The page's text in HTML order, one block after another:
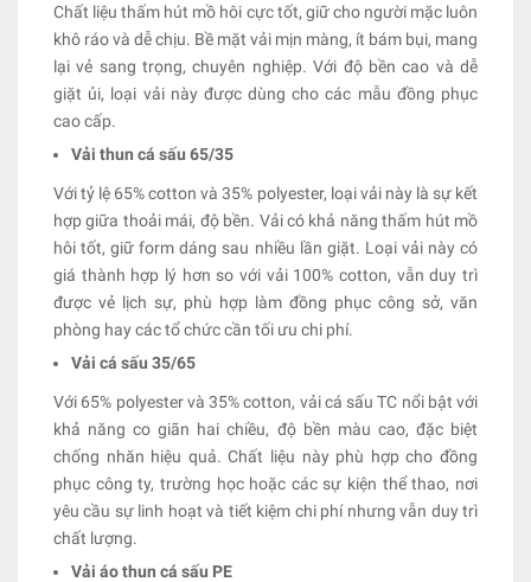
Chất liệu thấm hút mồ hôi cực tốt, giữ cho người mặc luôn
khô ráo và dễ chịu. Bề mặt vải mịn màng, ít bám bụi, mang
lại vẻ sang trọng, chuyên nghiệp. Với độ bền cao và dễ
giặt ủi, loại vải này được dùng cho các mẫu đồng phục
cao cấp.
Vải thun cá sấu 65/35
Với tỷ lệ 65% cotton và 35% polyester, loại vải này là sự kết
hợp giữa thoải mái, độ bền. Vải có khả năng thấm hút mồ
hôi tốt, giữ form dáng sau nhiều lần giặt. Loại vải này có
giá thành hợp lý hơn so với vải 100% cotton, vẫn duy trì
được vẻ lịch sự, phù hợp làm đồng phục công sở, văn
phòng hay các tổ chức cần tối ưu chi phí.
Vải cá sấu 35/65
Với 65% polyester và 35% cotton, vải cá sấu TC nổi bật với
khả năng co giãn hai chiều, độ bền màu cao, đặc biệt
chống nhăn hiệu quả. Chất liệu này phù hợp cho đồng
phục công ty, trường học hoặc các sự kiện thể thao, nơi
yêu cầu sự linh hoạt và tiết kiệm chi phí nhưng vẫn duy trì
chất lượng.
Vải áo thun cá sấu PE